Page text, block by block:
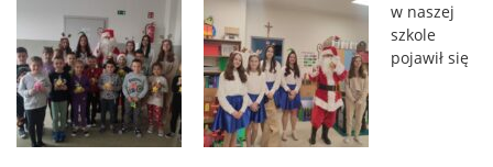
w naszej
szkole
pojawił się